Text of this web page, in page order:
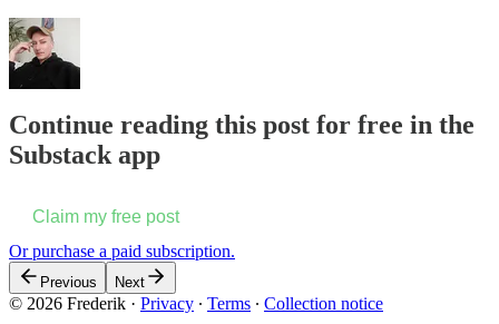
Continue reading this post for free in the
Substack app
Claim my free post
Or purchase a paid subscription.
Previous Next
© 2026 Frederik · Privacy ∙ Terms ∙ Collection notice